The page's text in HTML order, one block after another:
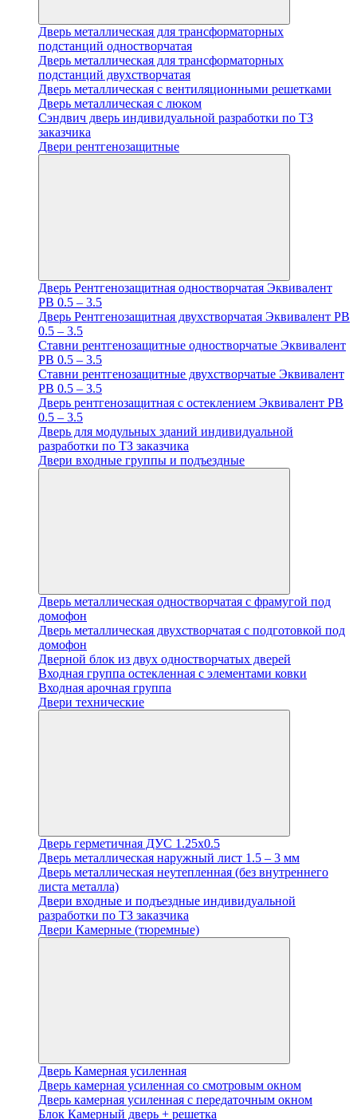
Дверь металлическая для трансформаторных
подстанций одностворчатая
Дверь металлическая для трансформаторных
подстанций двухстворчатая
Дверь металлическая с вентиляционными решетками
Дверь металлическая с люком
Cэндвич дверь индивидуальной разработки по ТЗ
заказчика
Двери рентгенозащитные
Дверь Рентгенозащитная одностворчатая Эквивалент
PB 0.5 – 3.5
Дверь Рентгенозащитная двухстворчатая Эквивалент PB
0.5 – 3.5
Ставни рентгенозащитные одностворчатые Эквивалент
PB 0.5 – 3.5
Ставни рентгенозащитные двухстворчатые Эквивалент
PB 0.5 – 3.5
Дверь рентгенозащитная с остеклением Эквивалент PB
0.5 – 3.5
Дверь для модульных зданий индивидуальной
разработки по ТЗ заказчика
Двери входные группы и подъездные
Дверь металлическая одностворчатая с фрамугой под
домофон
Дверь металлическая двухстворчатая с подготовкой под
домофон
Дверной блок из двух одностворчатых дверей
Входная группа остекленная с элементами ковки
Входная арочная группа
Двери технические
Дверь герметичная ДУС 1.25х0.5
Дверь металлическая наружный лист 1.5 – 3 мм
Дверь металлическая неутепленная (без внутреннего
листа металла)
Двери входные и подъездные индивидуальной
разработки по ТЗ заказчика
Двери Камерные (тюремные)
Дверь Камерная усиленная
Дверь камерная усиленная со смотровым окном
Дверь камерная усиленная с передаточным окном
Блок Камерный дверь + решетка